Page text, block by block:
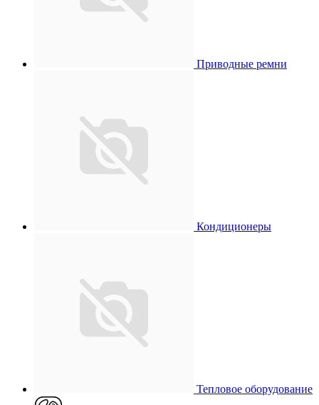
Приводные ремни
Кондиционеры
Тепловое оборудование